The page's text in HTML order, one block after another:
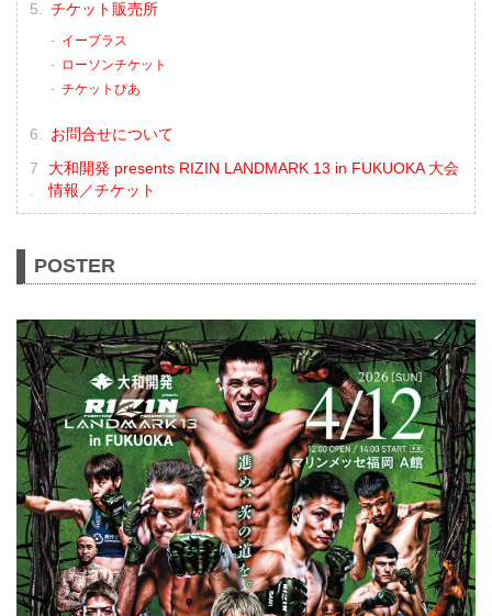
チケット販売所
イープラス
ローソンチケット
チケットぴあ
お問合せについて
大和開発 presents RIZIN LANDMARK 13 in FUKUOKA 大会
情報／チケット
POSTER